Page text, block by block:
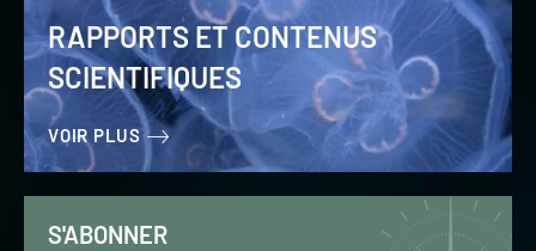
RAPPORTS ET CONTENUS
SCIENTIFIQUES
VOIR PLUS
S'ABONNER